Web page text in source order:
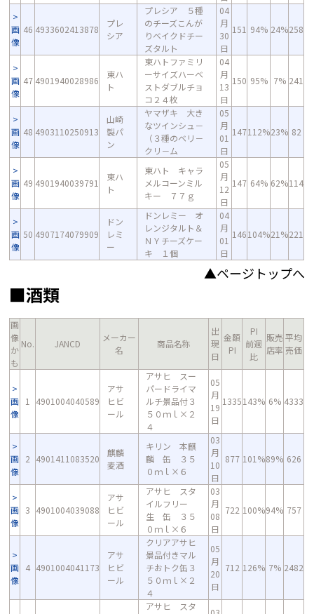
画
像
46 4933602413878
プレ
シア
プレシア ５種
のチーズこんが
りベイクドチー
ズタルト
04
月
30
日
151 94% 24%258
画
像
47 4901940028986
東ハ
ト
東ハトファミリ
ーサイズハーベ
ストダブルチョ
コ２４枚
04
月
13
日
150 95% 7% 241
画
像
48 4903110250913
山崎
製パ
ン
ヤマザキ 大き
なツインシュ－
（３種のベリ－
クリ－ム
05
月
01
日
147112%23% 82
画
像
49 4901940039791
東ハ
ト
東ハト キャラ
メルコーンミル
キー ７７ｇ
05
月
12
日
147 64% 62%114
画
像
50 4907174079909
ドン
レミ
ー
ドンレミー オ
レンジタルト＆
ＮＹチーズケー
キ １個
04
月
01
日
146104%21%221
▲ページトップへ
■酒類
画
像
か
も
No. JANCD
メーカー
名
商品名称
出
現
日
金額
PI
PI
前週
比
販売
店率
平均
売価
画
像
1 4901004040589
アサ
ヒビ
ール
アサヒ スー
パードライマ
ルチ景品付３
５０ｍｌ×２
４
05
月
19
日
1335143% 6% 4333
画
像
2 4901411083520
麒麟
麦酒
キリン 本麒
麟 缶 ３５
０ｍｌ×６
03
月
10
日
877 101%89% 626
画
像
3 4901004039088
アサ
ヒビ
ール
アサヒ スタ
イルフリー
生 缶 ３５
０ｍｌ×６
03
月
08
日
722 100%94% 757
画
像
4 4901004041173
アサ
ヒビ
ール
クリアアサヒ
景品付きマル
チおトク缶３
５０ｍｌ×２
４
05
月
20
日
712 126% 7% 2482
アサヒ スタ